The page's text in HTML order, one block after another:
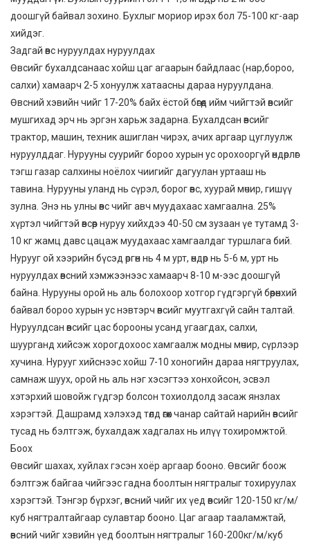
доошгүй байвал зохино. Бухлыг мориор ирэх бол 75-100 кг-аар
хийдэг.
Задгай өвс нуруулдах нуруулдах
Өвсийг бухалдсанаас хойш цаг агаарын байдлаас (нар,бороо,
салхи) хамаарч 2-5 хонуулж хатаасны дараа нуруулдана.
Өвсний хэвийн чийг 17-20% байх ёстой бөгөөд ийм чийгтэй өвсийг
мушгихад эрч нь эргэн харьж задарна. Бухалдсан өвсийг
трактор, машин, техник ашиглан чирэх, ачих аргаар цуглуулж
нуруулддаг. Нурууны суурийг бороо хурын ус орохооргүй өндөрлөг
тэгш газар салхины ноёлох чиигийг дагуулан уртааш нь
тавина. Нурууны уланд нь сүрэл, борог өвс, хуурай мөчир, гишүү
зулна. Энэ нь улны өвс чийг авч муудахаас хамгаална. 25%
хүртэл чийгтэй өвсөөр нуруу хийхдээ 40-50 см зузаан үе тутамд 3-
10 кг жамц давс цацаж муудахаас хамгаалдаг туршлага бий.
Нурууг ой хээрийн бүсэд өргөн нь 4 м урт, өндөр нь 5-6 м, урт нь
нуруулдах өвсний хэмжээнээс хамаарч 8-10 м-ээс доошгүй
байна. Нурууны орой нь аль болохоор хотгор гүдгэргүй бөөрөнхий
байвал бороо хурын ус нэвтэрч өвсийг муутгахгүй сайн талтай.
Нуруулдсан өвсийг цас борооны усанд угаагдах, салхи,
шуурганд хийсэж хорогдохоос хамгаалж модны мөчир, сүрлээр
хучина. Нурууг хийснээс хойш 7-10 хоногийн дараа нягтруулах,
самнаж шуух, орой нь аль нэг хэсэгтээ хонхойсон, эсвэл
хэтэрхий шовойж гүдгэр болсон тохиолдолд засаж янзлах
хэрэгтэй. Дашрамд хэлэхэд төлд өгөх чанар сайтай нарийн өвсийг
тусад нь бэлтгэж, бухалдаж хадгалах нь илүү тохиромжтой.
Боох
Өвсийг шахах, хуйлах гэсэн хоёр аргаар бооно. Өвсийг боож
бэлтгэж байгаа чийгээс гадна боолтын нягтралыг тохируулах
хэрэгтэй. Тэнгэр бүрхэг, өвсний чийг их үед өвсийг 120-150 кг/м/
куб нягтралтайгаар сулавтар бооно. Цаг агаар тааламжтай,
өвсний чийг хэвийн үед боолтын нягтралыг 160-200кг/м/куб